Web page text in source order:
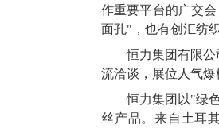
作重要平台的广交
面孔"，也有创汇纺
恒力集团有限
流洽谈，展位人气爆
恒力集团以"绿
丝产品。来自土耳